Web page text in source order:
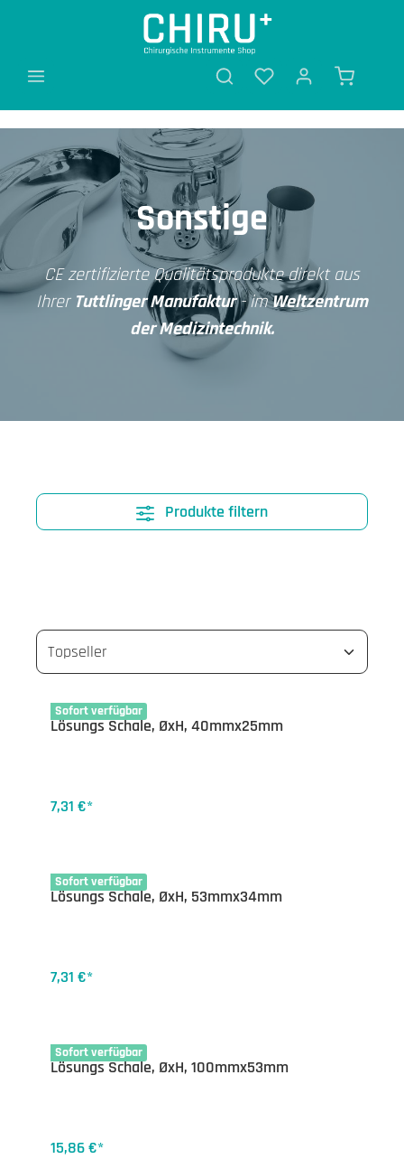
Sonstige
CE zertifizierte Qualitätsprodukte direkt aus
Ihrer Tuttlinger Manufaktur- imWeltzentrum
der Medizintechnik.
Produkte filtern
Sofort verfügbar
35-1141.01
Lösungs Schale, ØxH, 40mmx25mm
7,31 €*
Sofort verfügbar
35-1141.02
Lösungs Schale, ØxH, 53mmx34mm
7,31 €*
Sofort verfügbar
35-1141.12
Lösungs Schale, ØxH, 100mmx53mm
15,86 €*